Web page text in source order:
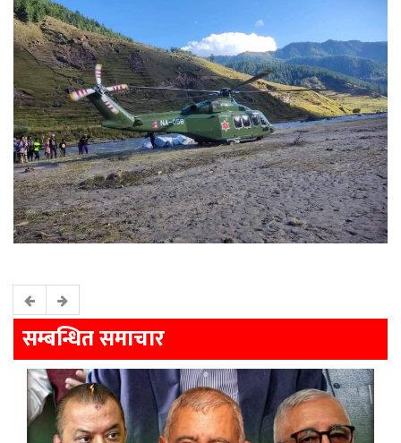
सम्बन्धित समाचार